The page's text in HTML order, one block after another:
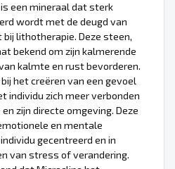
een mineraal dat sterk
wordt met de deugd van
lithotherapie. Deze steen,
bekend om zijn kalmerende
kalmte en rust bevorderen.
het creëren van een gevoel
individu zich meer verbonden
zijn directe omgeving. Deze
en mentale
gecentreerd en in
van stress of verandering.